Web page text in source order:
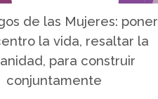
de las Mujeres: poner
la vida, resaltar la
para construir
conjuntamente